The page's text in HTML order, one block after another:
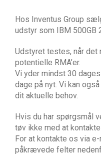
Hos Inventus Group
udstyr som IBM 500GB
Udstyret testes, når
potentielle RMA’er.
Vi yder mindst 30
dage på nyt. Vi kan
dit aktuelle behov.
Hvis du har spørgsmål
tøv ikke med at kontakte
For at kontakte os via
påkrævede felter